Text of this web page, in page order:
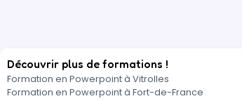
Découvrir plus de formations !
Formation en Powerpoint à Vitrolles
Formation en Powerpoint à Fort-de-France